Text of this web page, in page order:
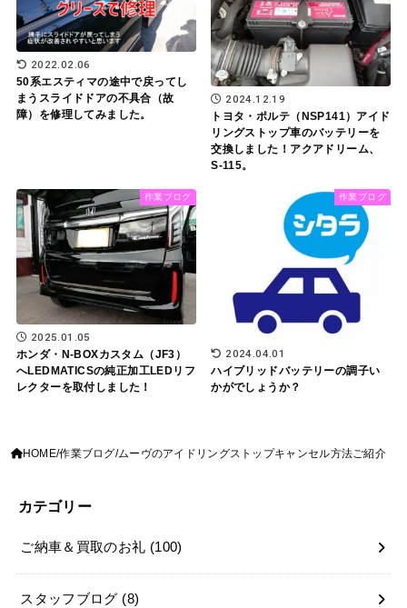
2022.02.06
50系エスティマの途中で戻ってし
まうスライドドアの不具合（故
障）を修理してみました。
2024.12.19
トヨタ・ポルテ（NSP141）アイド
リングストップ車のバッテリーを
交換しました！アクアドリーム、
S-115。
作業ブログ
2025.01.05
ホンダ・N-BOXカスタム（JF3）
へLEDMATICSの純正加工LEDリフ
レクターを取付しました！
作業ブログ
2024.04.01
ハイブリッドバッテリーの調子い
かがでしょうか？
HOME 作業ブログ ムーヴのアイドリングストップキャンセル方法ご紹介
カテゴリー
ご納車＆買取のお礼 (100)
スタッフブログ (8)